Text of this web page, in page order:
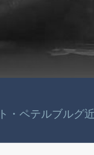
・ペテルブルグ